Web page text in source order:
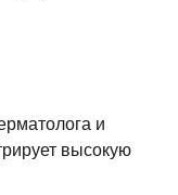
и
высокую